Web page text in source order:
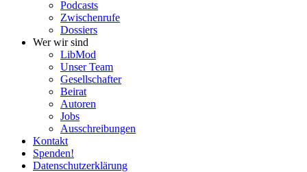
Podcasts
Zwischenrufe
Dossiers
Wer wir sind
LibMod
Unser Team
Gesell­schafter
Beirat
Autoren
Jobs
Ausschrei­bungen
Kontakt
Spenden!
Daten­schutz­er­klärung